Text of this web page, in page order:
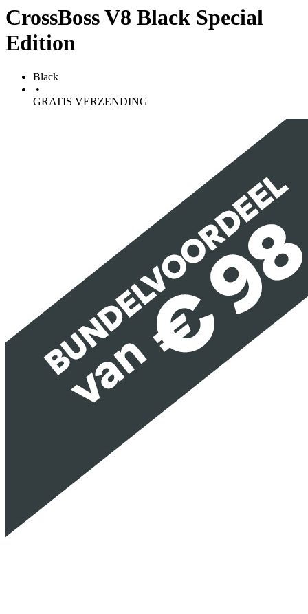
CrossBoss V8 Black Special
Edition
Black
•
GRATIS VERZENDING